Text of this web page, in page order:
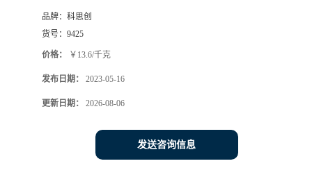
品牌： 科思创
货号： 9425
价格： ￥13.6/千克
发布日期： 2023-05-16
更新日期： 2026-08-06
发送咨询信息